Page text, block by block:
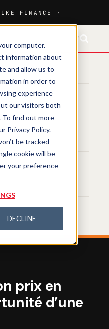
computer.
information about
and allow us to
in order to
experience
our visitors both
To find out more
Privacy Policy.
be tracked
cookie will be
your preference
DECLINE
prix en
d’une